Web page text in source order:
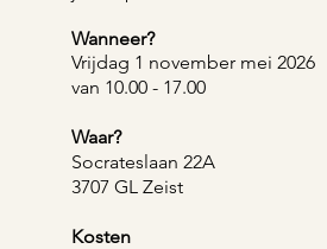
Wanneer?
Vrijdag 1 november mei 2026
van 10.00 - 17.00
Waar?
Socrateslaan 22A
3707 GL Zeist
Kosten